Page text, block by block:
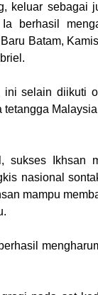
keluar sebagai
berhasil
Batam,
ini selain diikuti
sukses
nasional
mampu